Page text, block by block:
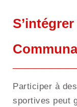
Participer à
sportives peut